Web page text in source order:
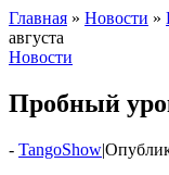
Главная » Новости »
августа
Новости
Пробный
- TangoShow|